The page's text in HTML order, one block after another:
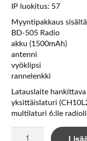
IP luokitus: 57
Myyntipakkaus
BD-505 Radio
akku (1500mAh)
antenni
vyöklipsi
rannelenkki
Latauslaite hankittava
yksittäislaturi
multilaturi 6:lle